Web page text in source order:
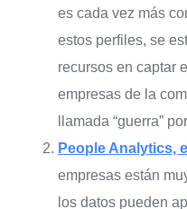
es cada vez más
estos perfiles, se
recursos en captar
empresas de la
llamada “guerra”
People Analytics,
empresas están
los datos pueden